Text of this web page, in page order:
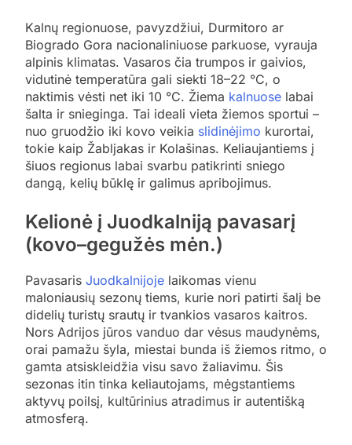
Kalnų regionuose, pavyzdžiui, Durmitoro ar
Biogrado Gora nacionaliniuose parkuose, vyrauja
alpinis klimatas. Vasaros čia trumpos ir gaivios,
vidutinė temperatūra gali siekti 18–22 °C, o
naktimis vėsti net iki 10 °C. Žiema kalnuose labai
šalta ir snieginga. Tai ideali vieta žiemos sportui –
nuo gruodžio iki kovo veikia slidinėjimo kurortai,
tokie kaip Žabljakas ir Kolašinas. Keliaujantiems į
šiuos regionus labai svarbu patikrinti sniego
dangą, kelių būklę ir galimus apribojimus.
Kelionė į Juodkalniją pavasarį
(kovo–gegužės mėn.)
Pavasaris Juodkalnijoje laikomas vienu
maloniausių sezonų tiems, kurie nori patirti šalį be
didelių turistų srautų ir tvankios vasaros kaitros.
Nors Adrijos jūros vanduo dar vėsus maudynėms,
orai pamažu šyla, miestai bunda iš žiemos ritmo, o
gamta atsiskleidžia visu savo žaliavimu. Šis
sezonas itin tinka keliautojams, mėgstantiems
aktyvų poilsį, kultūrinius atradimus ir autentišką
atmosferą.